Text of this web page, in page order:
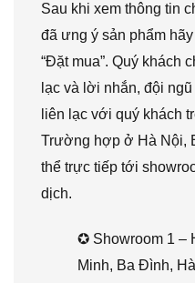
Sau khi xem thông tin
đã ưng ý sản phẩm
“Đặt mua”. Quý khách
lạc và lời nhắn, đội
liên lạc với quý khách
Trường hợp ở Hà Nội,
thể trực tiếp tới
dịch.
✪ Showroom 1 –
Minh, Ba Đình,